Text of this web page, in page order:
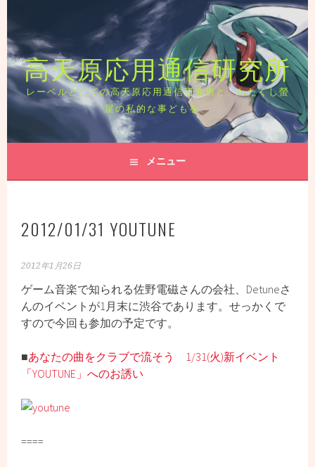
テ
ン
ツ
へ
ス
ッ
高天原応用通信研究所
レーベルとしての高天原応用通信研究所と、わたくし螢
屋の私的な事どもを。
メニュー
2012/01/31 YOUTUNE
2012年1月26日
ゲーム音楽で知られる佐野電磁さんの会社、Detuneさ
んのイベントが1月末に渋谷であります。せっかくで
すので今回も参加の予定です。
■あなたの曲をクラブで流そう 1/31(火)新イベント
「YOUTUNE」へのお誘い
====